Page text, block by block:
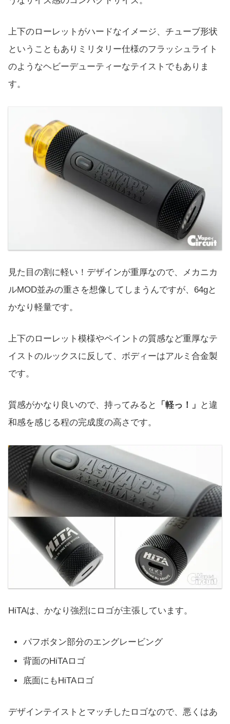
上下のローレットがハードなイメージ、チューブ形状
ということもありミリタリー仕様のフラッシュライト
のようなヘビーデューティーなテイストでもありま
す。
見た目の割に軽い！デザインが重厚なので、メカニカ
ルMOD並みの重さを想像してしまうんですが、64gと
かなり軽量です。
上下のローレット模様やペイントの質感など重厚なテ
イストのルックスに反して、ボディーはアルミ合金製
です。
質感がかなり良いので、持ってみると 「軽っ！」
と違
和感を感じる程の完成度の高さです。
HiTAは、かなり強烈にロゴが主張しています。
パフボタン部分のエングレービング
背面のHiTAロゴ
底面にもHiTAロゴ
デザインテイストとマッチしたロゴなので、悪くはあ